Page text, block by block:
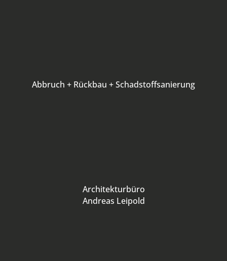
Abbruch + Rückbau + Schadstoffsanierung
Architekturbüro
Andreas Leipold